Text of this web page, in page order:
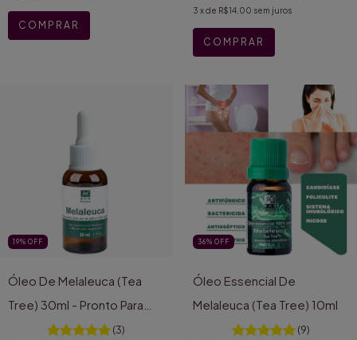
3 x de R$14,00 sem juros
COMPRAR
19% OFF
Óleo De Melaleuca (Tea
Tree) 30ml - Pronto Para
(3)
36% OFF
Óleo Essencial De
Melaleuca (Tea Tree) 10ml
(9)